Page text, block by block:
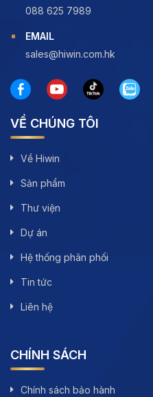
088 625 7989
EMAIL
sales@hiwin.com.hk
VỀ CHÚNG TÔI
Về Hiwin
Sản phẩm
Thư viện
Dự án
Hệ thống phân phối
Tin tức
Liên hệ
CHÍNH SÁCH
Chính sách bảo hành